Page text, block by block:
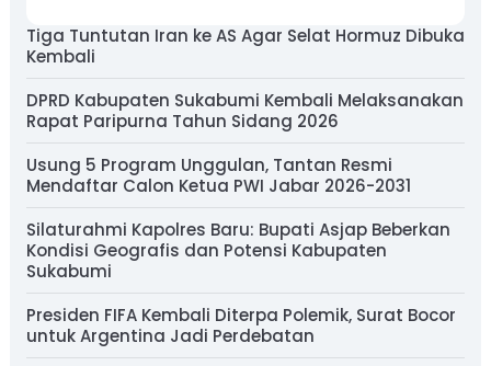
Tiga Tuntutan Iran ke AS Agar Selat Hormuz Dibuka
Kembali
DPRD Kabupaten Sukabumi Kembali Melaksanakan
Rapat Paripurna Tahun Sidang 2026
Usung 5 Program Unggulan, Tantan Resmi
Mendaftar Calon Ketua PWI Jabar 2026-2031
Silaturahmi Kapolres Baru: Bupati Asjap Beberkan
Kondisi Geografis dan Potensi Kabupaten
Sukabumi
Presiden FIFA Kembali Diterpa Polemik, Surat Bocor
untuk Argentina Jadi Perdebatan